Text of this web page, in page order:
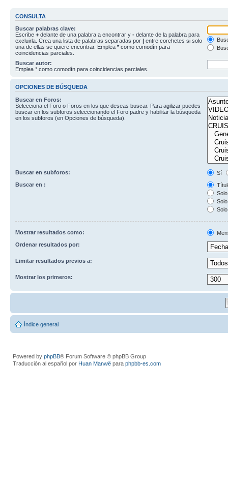
CONSULTA
Buscar palabras clave:
Escribe + delante de una palabra a encontrar y - delante de la palabra para
excluirla. Crea una lista de palabras separadas por | entre corchetes si solo
una de ellas se quiere encontrar. Emplea * como comodín para
coincidencias parciales.
Buscar autor:
Emplea * como comodín para coincidencias parciales.
OPCIONES DE BÚSQUEDA
Buscar en Foros:
Selecciona el Foro o Foros en los que deseas buscar. Para agilizar puedes
buscar en los subforos seleccionando el Foro padre y habilitar la búsqueda
en los subforos (en Opciones de búsqueda).
Buscar en subforos:
Sí
Buscar en :
Mostrar resultados como:
Ordenar resultados por:
Limitar resultados previos a:
Mostrar los primeros:
Índice general
Powered by phpBB® Forum Software © phpBB Group
Traducción al español por Huan Manwë para phpbb-es.com